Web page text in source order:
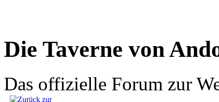
Die Taverne von
Das offizielle Forum zur